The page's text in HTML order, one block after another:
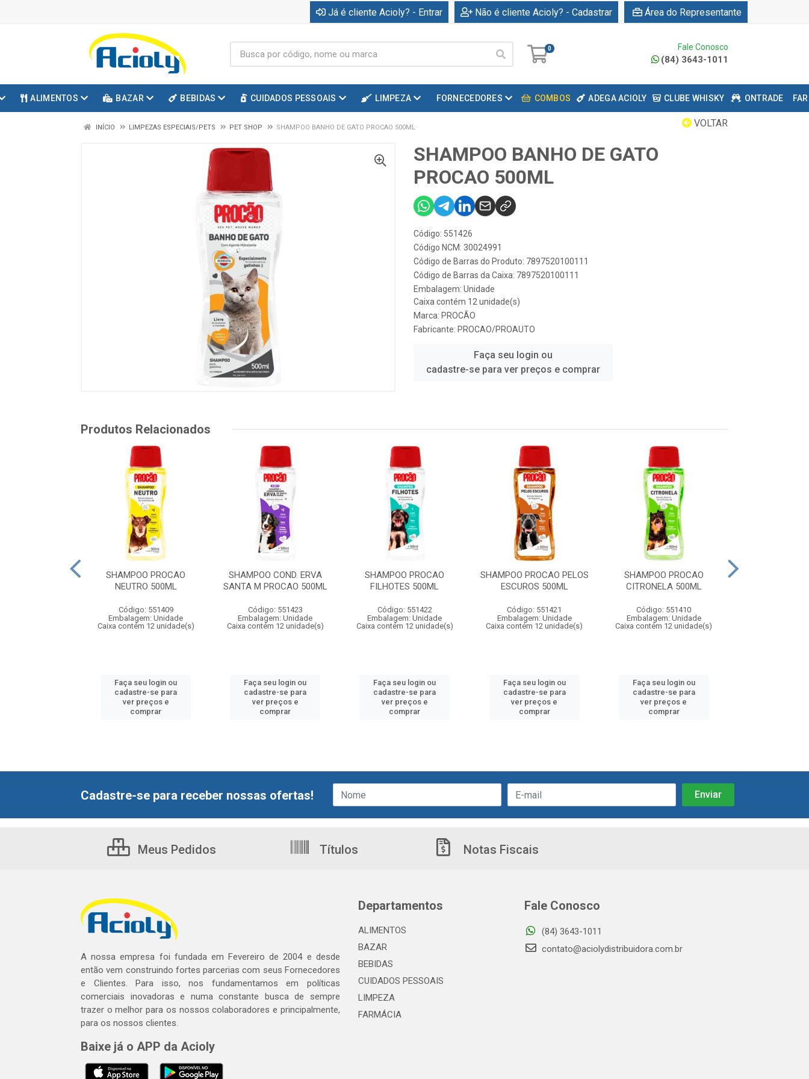
Já é cliente Acioly? - Entrar Não é cliente Acioly? - Cadastrar Área do Representante
0 Fale Conosco
(84) 3643-1011
ALIMENTOS BAZAR BEBIDAS CUIDADOS PESSOAIS LIMPEZA FORNECEDORES COMBOS ADEGA ACIOLY CLUBE WHISKY ONTRADE
VOLTAR
INÍCIO LIMPEZAS ESPECIAIS/PETS PET SHOP SHAMPOO BANHO DE GATO PROCAO 500ML
SHAMPOO BANHO DE GATO
PROCAO 500ML
Código: 551426
Código NCM: 30024991
Código de Barras do Produto: 7897520100111
Código de Barras da Caixa: 7897520100111
Embalagem: Unidade
Caixa contém 12 unidade(s)
Marca: PROCÃO
Fabricante: PROCAO/PROAUTO
Faça seu login ou
cadastre-se para ver preços e comprar
Produtos Relacionados
SHAMPOO PROCAO
NEUTRO 500ML
Código: 551409
Embalagem: Unidade
Caixa contém 12 unidade(s)
Faça seu login ou
cadastre-se para
ver preços e
comprar
SHAMPOO COND. ERVA
SANTA M PROCAO 500ML
Código: 551423
Embalagem: Unidade
Caixa contém 12 unidade(s)
Faça seu login ou
cadastre-se para
ver preços e
comprar
SHAMPOO PROCAO
FILHOTES 500ML
Código: 551422
Embalagem: Unidade
Caixa contém 12 unidade(s)
Faça seu login ou
cadastre-se para
ver preços e
comprar
SHAMPOO PROCAO PELOS
ESCUROS 500ML
Código: 551421
Embalagem: Unidade
Caixa contém 12 unidade(s)
Faça seu login ou
cadastre-se para
ver preços e
comprar
SHAMPOO PROCAO
CITRONELA 500ML
Código: 551410
Embalagem: Unidade
Caixa contém 12 unidade(s)
Faça seu login ou
cadastre-se para
ver preços e
comprar
Cadastre-se para receber nossas ofertas!
Meus Pedidos Títulos Notas Fiscais
A nossa empresa foi fundada em Fevereiro de 2004 e desde
então vem construindo fortes parcerias com seus Fornecedores
e Clientes. Para isso, nos fundamentamos em políticas
comerciais inovadoras e numa constante busca de sempre
trazer o melhor para os nossos colaboradores e principalmente,
para os nossos clientes.
Baixe já o APP da Acioly
Departamentos
ALIMENTOS
BAZAR
BEBIDAS
CUIDADOS PESSOAIS
LIMPEZA
FARMÁCIA
Fale Conosco
(84) 3643-1011
contato@aciolydistribuidora.com.br